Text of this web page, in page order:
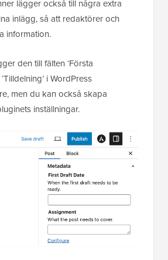
lägger också till några extra
inlägg, så att redaktörer och
information.
den till fälten ‘Första
i WordPress
men du kan också skapa
inställningar.